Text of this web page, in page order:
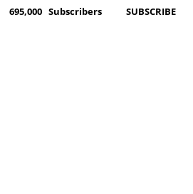
695,000 Subscribers SUBSCRIBE